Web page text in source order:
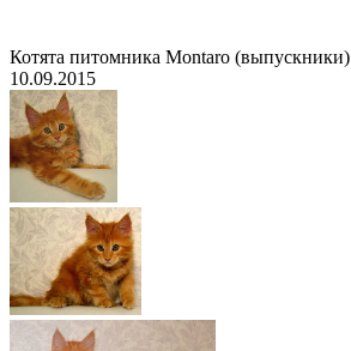
Котята питомника Montaro (выпускники)
10.09.2015